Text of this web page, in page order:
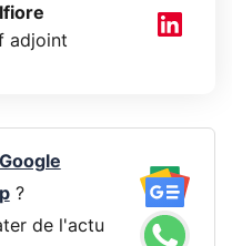
adjoint
Google
?
de l'actu